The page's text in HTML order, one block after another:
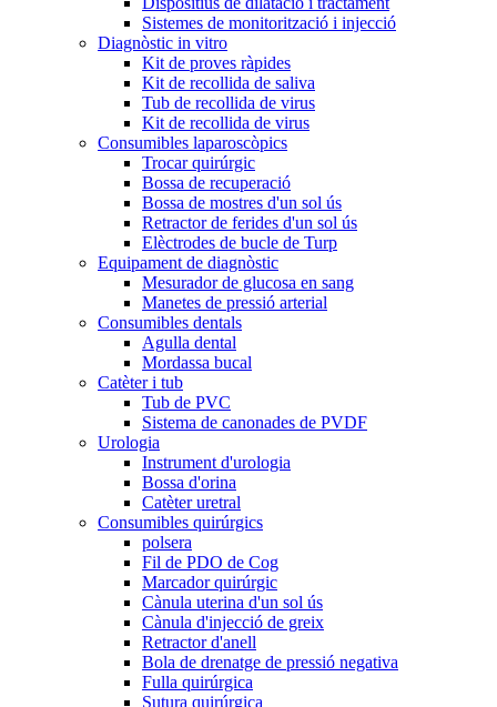
Sistemes de monitorització i injecció
Diagnòstic in vitro
Kit de proves ràpides
Kit de recollida de saliva
Tub de recollida de virus
Kit de recollida de virus
Consumibles laparoscòpics
Trocar quirúrgic
Bossa de recuperació
Bossa de mostres d'un sol ús
Retractor de ferides d'un sol ús
Elèctrodes de bucle de Turp
Equipament de diagnòstic
Mesurador de glucosa en sang
Manetes de pressió arterial
Consumibles dentals
Agulla dental
Mordassa bucal
Catèter i tub
Tub de PVC
Sistema de canonades de PVDF
Urologia
Instrument d'urologia
Bossa d'orina
Catèter uretral
Consumibles quirúrgics
polsera
Fil de PDO de Cog
Marcador quirúrgic
Cànula uterina d'un sol ús
Cànula d'injecció de greix
Retractor d'anell
Bola de drenatge de pressió negativa
Fulla quirúrgica
Sutura quirúrgica